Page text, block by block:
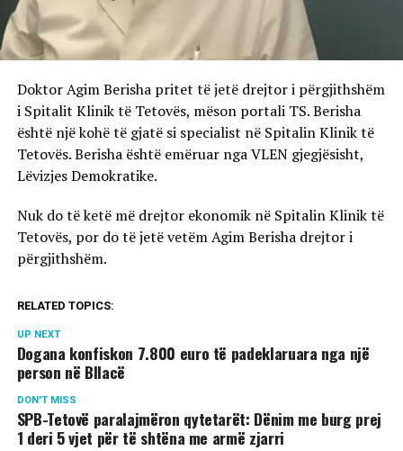
Doktor Agim Berisha pritet të jetë drejtor i përgjithshëm
i Spitalit Klinik të Tetovës, mëson portali TS. Berisha
është një kohë të gjatë si specialist në Spitalin Klinik të
Tetovës. Berisha është emëruar nga VLEN gjegjësisht,
Lëvizjes Demokratike.
Nuk do të ketë më drejtor ekonomik në Spitalin Klinik të
Tetovës, por do të jetë vetëm Agim Berisha drejtor i
përgjithshëm.
RELATED TOPICS:
UP NEXT
Dogana konfiskon 7.800 euro të padeklaruara nga një
person në Bllacë
DON'T MISS
SPB-Tetovë paralajmëron qytetarët: Dënim me burg prej
1 deri 5 vjet për të shtëna me armë zjarri